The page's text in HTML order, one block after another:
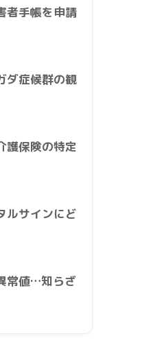
者手帳を申請
ダ症候群の観
護保険の特定
ルサインにど
常値…知らざ